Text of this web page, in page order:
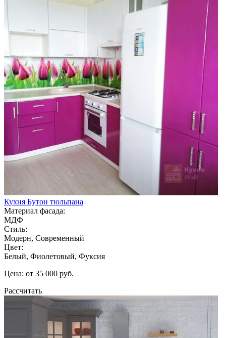
Кухня Бутон тюльпана
Материал фасада:
МДФ
Стиль:
Модерн, Современный
Цвет:
Белый, Фиолетовый, Фуксия
Цена: от 35 000 руб.
Рассчитать